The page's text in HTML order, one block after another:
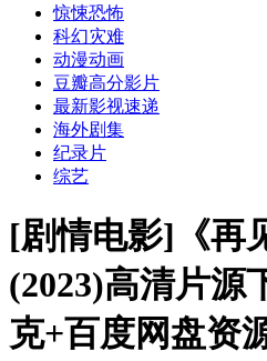
惊悚恐怖
科幻灾难
动漫动画
豆瓣高分影片
最新影视速递
海外剧集
纪录片
综艺
[剧情电影]《再
(2023)高清片源
克+百度网盘资